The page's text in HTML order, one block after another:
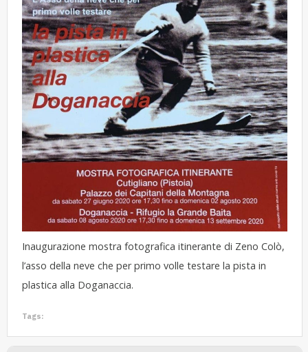
Inaugurazione mostra fotografica itinerante di Zeno Colò,
l’asso della neve che per primo volle testare la pista in
plastica alla Doganaccia.
Tags: